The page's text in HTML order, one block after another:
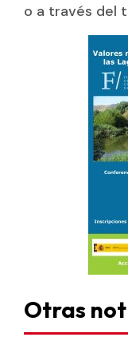
o a través del
Otras